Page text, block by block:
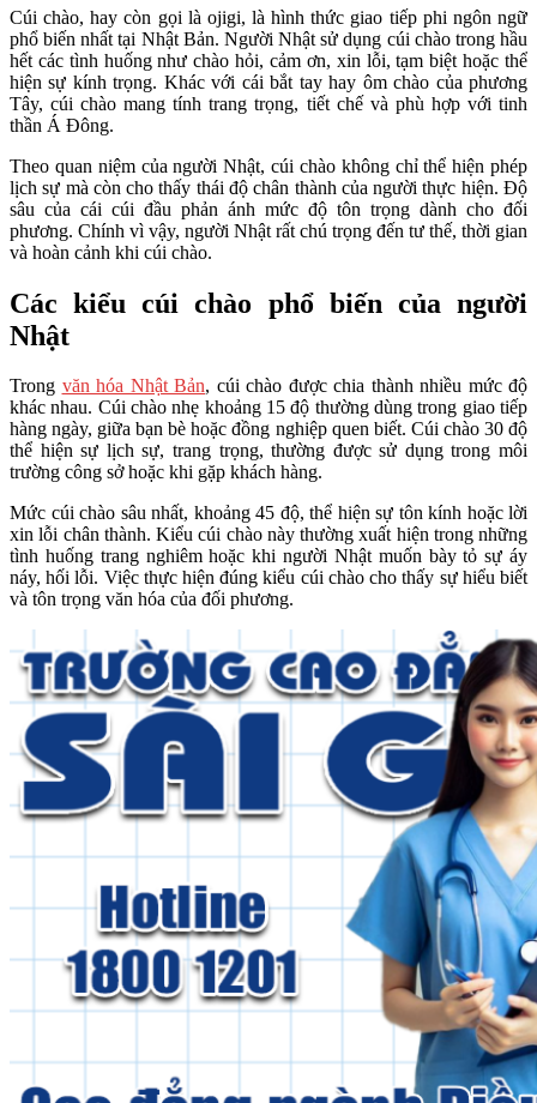
Cúi chào, hay còn gọi là ojigi, là hình thức giao tiếp phi ngôn ngữ
phổ biến nhất tại Nhật Bản. Người Nhật sử dụng cúi chào trong hầu
hết các tình huống như chào hỏi, cảm ơn, xin lỗi, tạm biệt hoặc thể
hiện sự kính trọng. Khác với cái bắt tay hay ôm chào của phương
Tây, cúi chào mang tính trang trọng, tiết chế và phù hợp với tinh
thần Á Đông.
Theo quan niệm của người Nhật, cúi chào không chỉ thể hiện phép
lịch sự mà còn cho thấy thái độ chân thành của người thực hiện. Độ
sâu của cái cúi đầu phản ánh mức độ tôn trọng dành cho đối
phương. Chính vì vậy, người Nhật rất chú trọng đến tư thế, thời gian
và hoàn cảnh khi cúi chào.
Các kiểu cúi chào phổ biến của người
Nhật
Trong văn hóa Nhật Bản, cúi chào được chia thành nhiều mức độ
khác nhau. Cúi chào nhẹ khoảng 15 độ thường dùng trong giao tiếp
hàng ngày, giữa bạn bè hoặc đồng nghiệp quen biết. Cúi chào 30 độ
thể hiện sự lịch sự, trang trọng, thường được sử dụng trong môi
trường công sở hoặc khi gặp khách hàng.
Mức cúi chào sâu nhất, khoảng 45 độ, thể hiện sự tôn kính hoặc lời
xin lỗi chân thành. Kiểu cúi chào này thường xuất hiện trong những
tình huống trang nghiêm hoặc khi người Nhật muốn bày tỏ sự áy
náy, hối lỗi. Việc thực hiện đúng kiểu cúi chào cho thấy sự hiểu biết
và tôn trọng văn hóa của đối phương.